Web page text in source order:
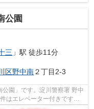
公園
三 」駅 徒歩11分
区野中南２丁目2-3
園」です。淀川警察署 野中
はエレベーター付きです。